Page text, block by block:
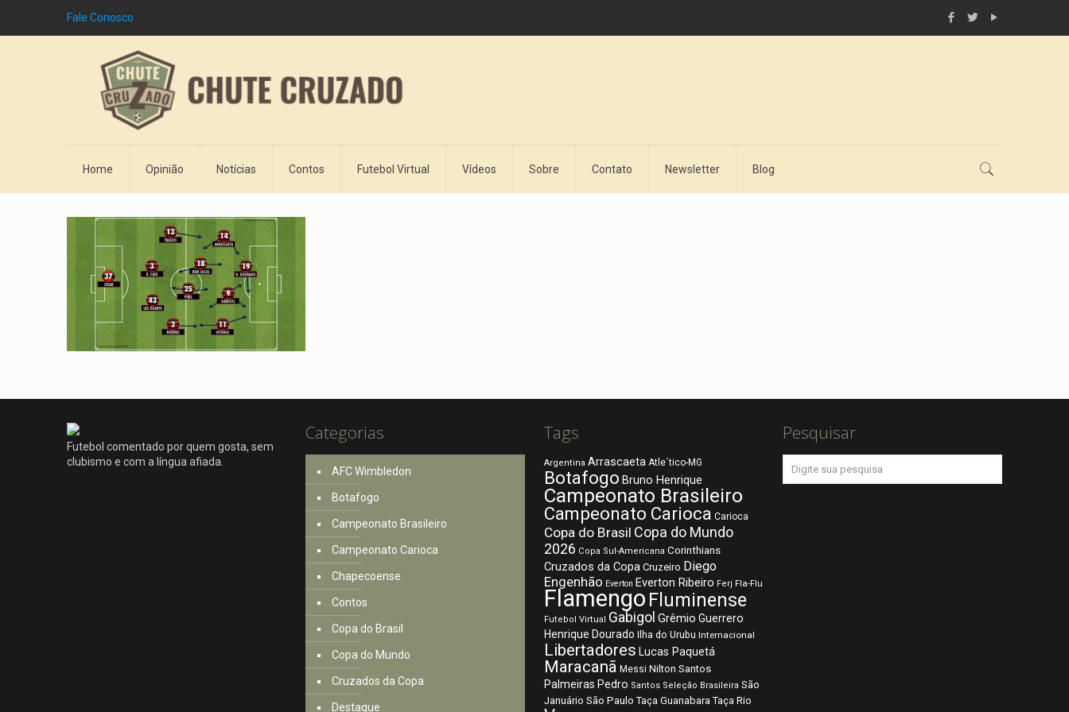
Fale Conosco
Home Opinião Notícias Contos Futebol Virtual Vídeos Sobre Contato Newsletter Blog
Futebol comentado por quem gosta, sem
clubismo e com a língua afiada.
Categorias
AFC Wimbledon
Botafogo
Campeonato Brasileiro
Campeonato Carioca
Chapecoense
Contos
Copa do Brasil
Copa do Mundo
Cruzados da Copa
Destaque
Tags
Argentina Arrascaeta Atle´tico-MG
Botafogo Bruno Henrique
Campeonato Brasileiro
Campeonato Carioca Carioca
Copa do Brasil Copa do Mundo
2026 Copa Sul-Americana Corinthians
Cruzados da Copa Cruzeiro Diego
Engenhão Everton Everton Ribeiro Ferj Fla-Flu
Flamengo Fluminense
Futebol Virtual Gabigol Grêmio Guerrero
Henrique Dourado Ilha do Urubu Internacional
Libertadores Lucas Paquetá
Maracanã Messi Nilton Santos
Palmeiras Pedro Santos Seleção Brasileira São
Januário São Paulo Taça Guanabara Taça Rio
Pesquisar